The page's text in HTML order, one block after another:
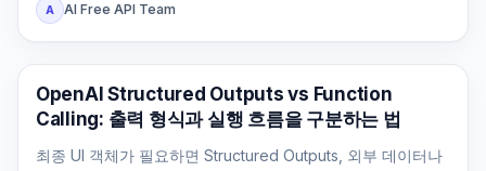
A AI Free API Team
OpenAI API
OpenAI Structured Outputs vs Function
Calling: 출력 형식과 실행 흐름을 구분하는 법
최종 UI 객체가 필요하면 Structured Outputs, 외부 데이터나